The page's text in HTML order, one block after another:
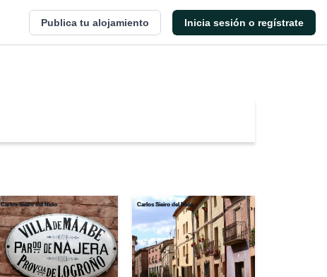
Publica tu alojamiento Inicia sesión o regístrate
Carlos Sieiro del Nido Carlos Sieiro del Nido